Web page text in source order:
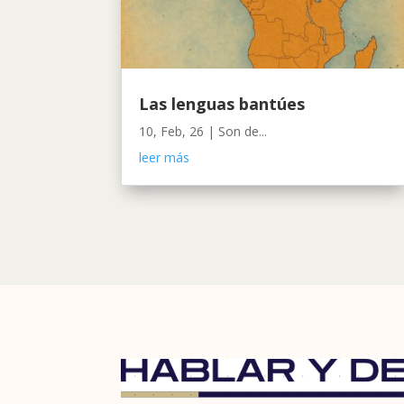
Las lenguas bantúes
10, Feb, 26 | Son de...
leer más